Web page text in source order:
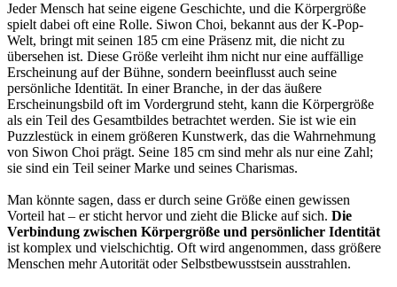
Jeder Mensch hat seine eigene Geschichte, und die Körpergröße
spielt dabei oft eine Rolle. Siwon Choi, bekannt aus der K-Pop-
Welt, bringt mit seinen 185 cm eine Präsenz mit, die nicht zu
übersehen ist. Diese Größe verleiht ihm nicht nur eine auffällige
Erscheinung auf der Bühne, sondern beeinflusst auch seine
persönliche Identität. In einer Branche, in der das äußere
Erscheinungsbild oft im Vordergrund steht, kann die Körpergröße
als ein Teil des Gesamtbildes betrachtet werden. Sie ist wie ein
Puzzlestück in einem größeren Kunstwerk, das die Wahrnehmung
von Siwon Choi prägt. Seine 185 cm sind mehr als nur eine Zahl;
sie sind ein Teil seiner Marke und seines Charismas.
Man könnte sagen, dass er durch seine Größe einen gewissen
Vorteil hat – er sticht hervor und zieht die Blicke auf sich. Die
Verbindung zwischen Körpergröße und persönlicher Identität
ist komplex und vielschichtig. Oft wird angenommen, dass größere
Menschen mehr Autorität oder Selbstbewusstsein ausstrahlen.